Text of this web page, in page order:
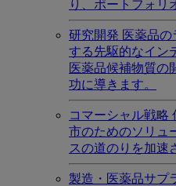
り、ポートフォリ
研究開発 医薬品
する先駆的なイン
医薬品候補物質の
功に導きます。
コマーシャル戦略
市のためのソリュ
スの道のりを加速
製造・医薬品サプ